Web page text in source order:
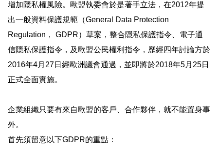
增加隱私權風險。歐盟執委會於是著手立法，在2012年提
出一般資料保護規範（General Data Protection
Regulation， GDPR）草案，整合隱私保護指令、電子通
信隱私保護指令，及歐盟公民權利指令，歷經四年討論方於
2016年4月27日經歐洲議會通過，並即將於2018年5月25日
正式全面實施。
企業組織只要有來自歐盟的客戶、合作夥伴，就不能置身事
外。
首先須留意以下GDPR的重點：